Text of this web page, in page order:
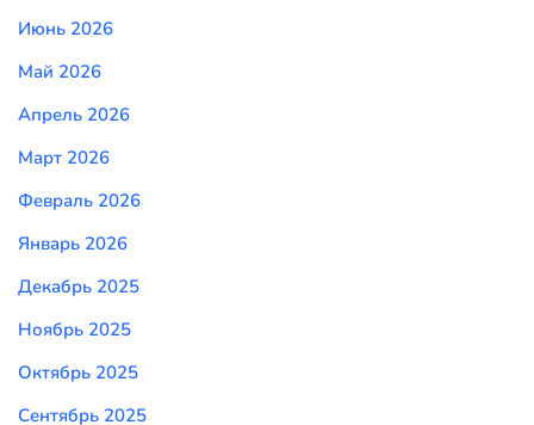
Июнь 2026
Май 2026
Апрель 2026
Март 2026
Февраль 2026
Январь 2026
Декабрь 2025
Ноябрь 2025
Октябрь 2025
Сентябрь 2025